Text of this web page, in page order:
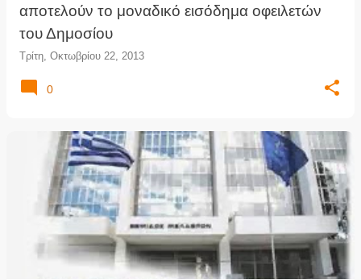
αποτελούν το μοναδικό εισόδημα οφειλετών
του Δημοσίου
Τρίτη, Οκτωβρίου 22, 2013
0